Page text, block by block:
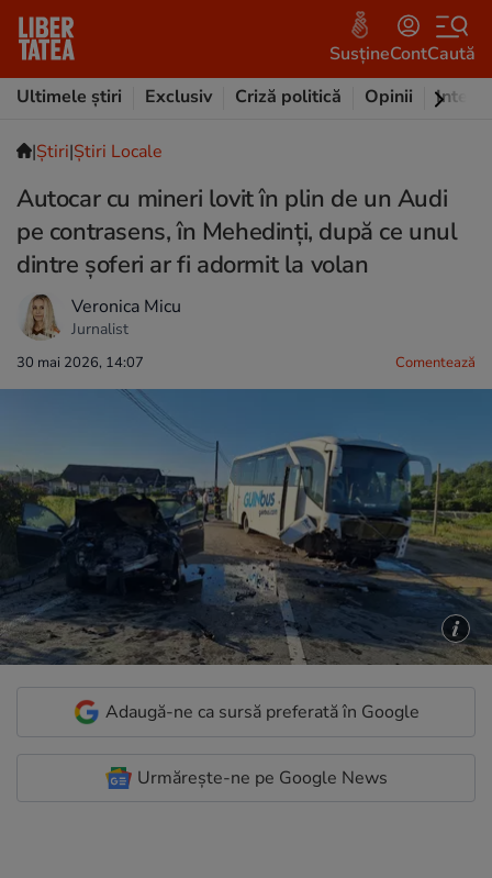
SusțineContCaută
Ultimele știri
Exclusiv Criză politică Opinii
|Ştiri|Știri Locale
Autocar cu mineri lovit în plin de un Audi
pe contrasens, în Mehedinți, după ce unul
dintre șoferi ar fi adormit la volan
Veronica Micu
Jurnalist
30 mai 2026, 14:07 Comentează
Adaugă-ne ca sursă preferată în Google
Urmărește-ne pe Google News